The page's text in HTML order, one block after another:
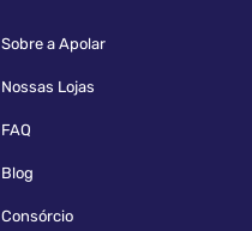
Sobre a Apolar
Nossas Lojas
FAQ
Blog
Consórcio